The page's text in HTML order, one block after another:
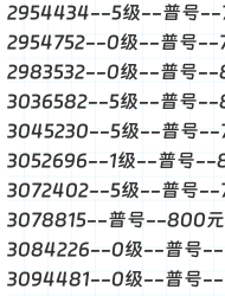
2954434--5级--普号--
2954752--0级--普号--
2983532--0级--普号--
3036582--5级--普号--
3045230--5级--普号--
3052696--1级--普号--
3072402--5级--普号--
3078815--普号--800元
3084226--0级--普号--
3094481--0级--普号--